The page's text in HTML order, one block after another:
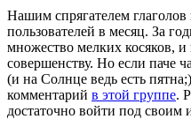
Нашим спрягателем глаголов
пользователей в месяц. За
множество мелких косяков,
совершенству. Но если паче
(и на Солнце ведь есть
комментарий в этой группе.
достаточно войти под